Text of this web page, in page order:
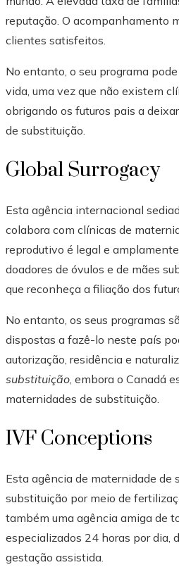
reputação. O acompanhamento
clientes satisfeitos.
No entanto, o seu programa
vida, uma vez que não existem
obrigando os futuros pais a
de substituição.
Global Surrogacy
Esta agência internacional
colabora com clínicas de
reprodutivo é legal e
doadores de óvulos e de mães
que reconheça a filiação dos
No entanto, os seus programas
dispostas a fazê-lo neste país
autorização, residência e
substituição, embora o Canadá
maternidades de substituição.
IVF Conceptions
Esta agência de maternidade de
substituição por meio de
também uma agência amiga de
especializados 24 horas por dia,
gestação assistida.